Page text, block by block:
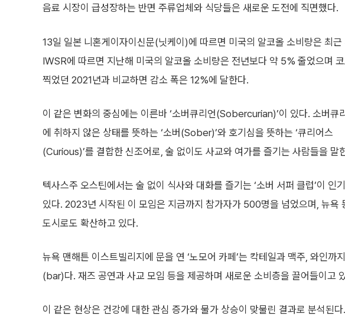
음료 시장이 급성장하는 반면 주류업체와 식당들은 새로운 도전에 직면했다.
13일 일본 니혼게이자이신문(닛케이)에 따르면 미국의 알코올 소비량은 최
IWSR에 따르면 지난해 미국의 알코올 소비량은 전년보다 약 5% 줄었으며
찍었던 2021년과 비교하면 감소 폭은 12%에 달한다.
이 같은 변화의 중심에는 이른바 ‘소버큐리언(Sobercurian)’이 있다. 소버큐
에 취하지 않은 상태를 뜻하는 ‘소버(Sober)’와 호기심을 뜻하는 ‘큐리어스
(Curious)’를 결합한 신조어로, 술 없이도 사교와 여가를 즐기는 사람들을 말
텍사스주 오스틴에서는 술 없이 식사와 대화를 즐기는 ‘소버 서퍼 클럽’이 인
있다. 2023년 시작된 이 모임은 지금까지 참가자가 500명을 넘었으며, 뉴욕
도시로도 확산하고 있다.
뉴욕 맨해튼 이스트빌리지에 문을 연 ‘노모어 카페’는 칵테일과 맥주, 와인까
(bar)다. 재즈 공연과 사교 모임 등을 제공하며 새로운 소비층을 끌어들이고
이 같은 현상은 건강에 대한 관심 증가와 물가 상승이 맞물린 결과로 분석된